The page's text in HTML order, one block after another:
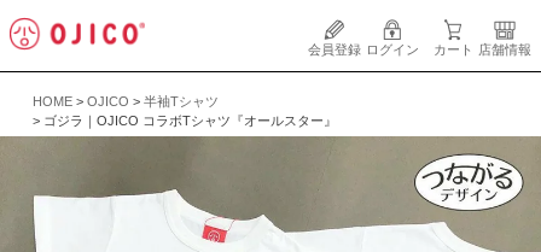
会員登録 ログイン カート 店舗情報
HOME OJICO
半袖Tシャツ
ゴジラ｜OJICO コラボTシャツ『オールスター』